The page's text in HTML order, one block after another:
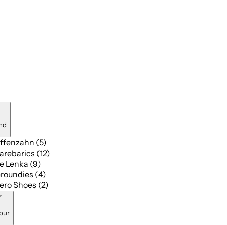
(5)
(12)
Lenka (9)
(4)
Shoes (2)